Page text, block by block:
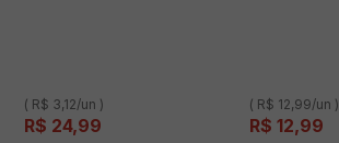
( R$ 3,12/un )
R$ 24,99
( R$ 12,99/un )
R$ 12,99